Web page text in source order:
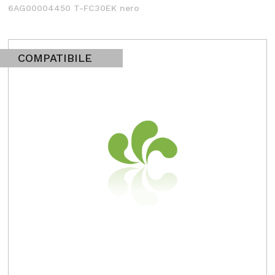
6AG00004450 T-FC30EK nero
COMPATIBILE